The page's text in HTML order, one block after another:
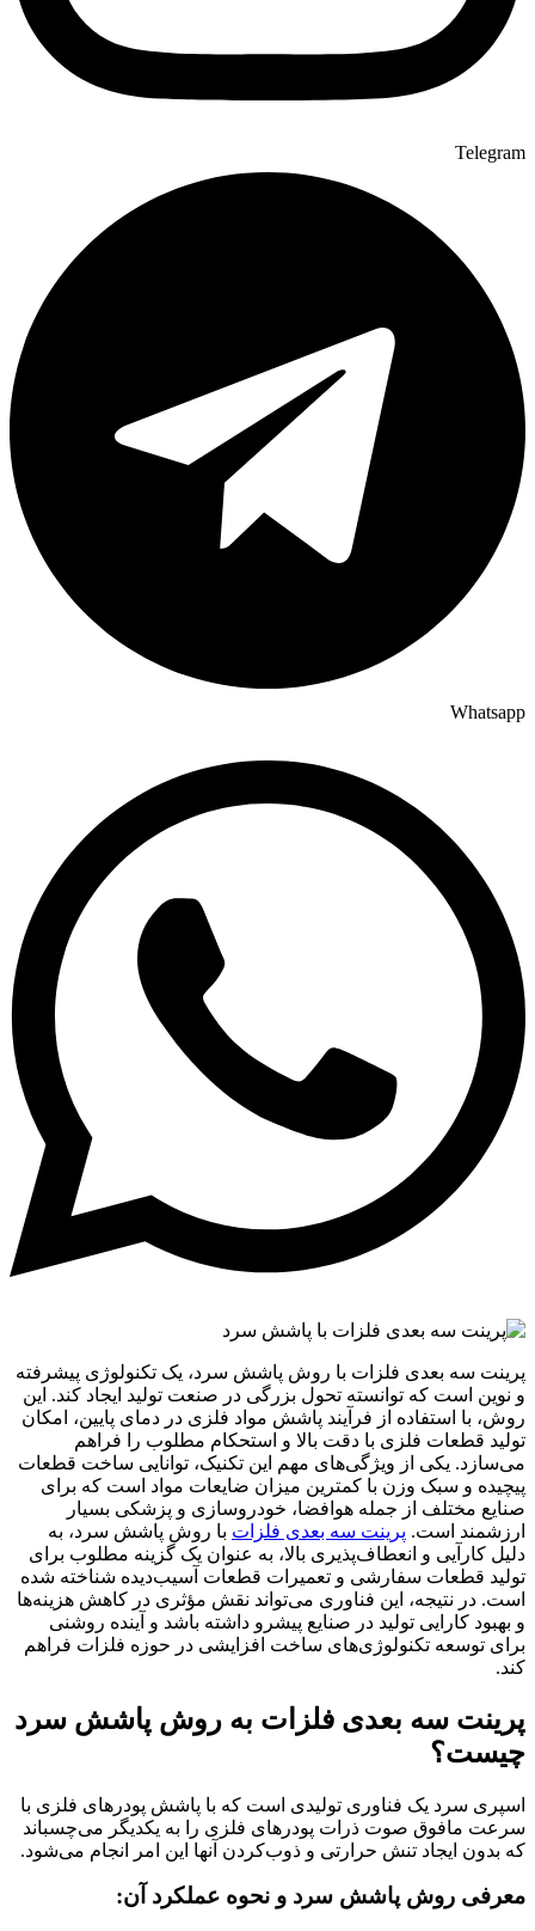
Telegram
Whatsapp
پرینت سه بعدی فلزات با روش پاشش سرد، یک تکنولوژی پیشرفته
و نوین است که توانسته تحول بزرگی در صنعت تولید ایجاد کند. این
روش، با استفاده از فرآیند پاشش مواد فلزی در دمای پایین، امکان
تولید قطعات فلزی با دقت بالا و استحکام مطلوب را فراهم
می‌سازد. یکی از ویژگی‌های مهم این تکنیک، توانایی ساخت قطعات
پیچیده و سبک وزن با کمترین میزان ضایعات مواد است که برای
صنایع مختلف از جمله هوافضا، خودروسازی و پزشکی بسیار
ارزشمند است. پرینت سه بعدی فلزات با روش پاشش سرد، به
دلیل کارآیی و انعطاف‌پذیری بالا، به عنوان یک گزینه مطلوب برای
تولید قطعات سفارشی و تعمیرات قطعات آسیب‌دیده شناخته شده
است. در نتیجه، این فناوری می‌تواند نقش مؤثری در کاهش هزینه‌ها
و بهبود کارایی تولید در صنایع پیشرو داشته باشد و آینده روشنی
برای توسعه تکنولوژی‌های ساخت افزایشی در حوزه فلزات فراهم
کند.
پرینت سه بعدی فلزات به روش پاشش سرد
چیست؟
اسپری سرد یک فناوری تولیدی است که با پاشش پودرهای فلزی با
سرعت مافوق صوت ذرات پودرهای فلزی را به یکدیگر می‌چسباند
که بدون ایجاد تنش حرارتی و ذوب‌کردن آنها این امر انجام می‌شود.
معرفی روش پاشش سرد و نحوه عملکرد آن: